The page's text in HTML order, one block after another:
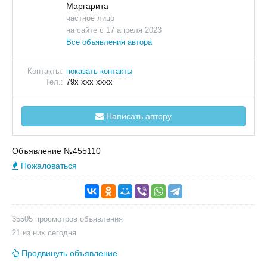
Маргарита
частное лицо
на сайте с 17 апреля 2023
Все объявления автора
Контакты: показать контакты
Тел.: 79x xxx xxxx
Написать автору
Объявление №455110
Пожаловаться
35505 просмотров объявления
21 из них сегодня
Продвинуть объявление